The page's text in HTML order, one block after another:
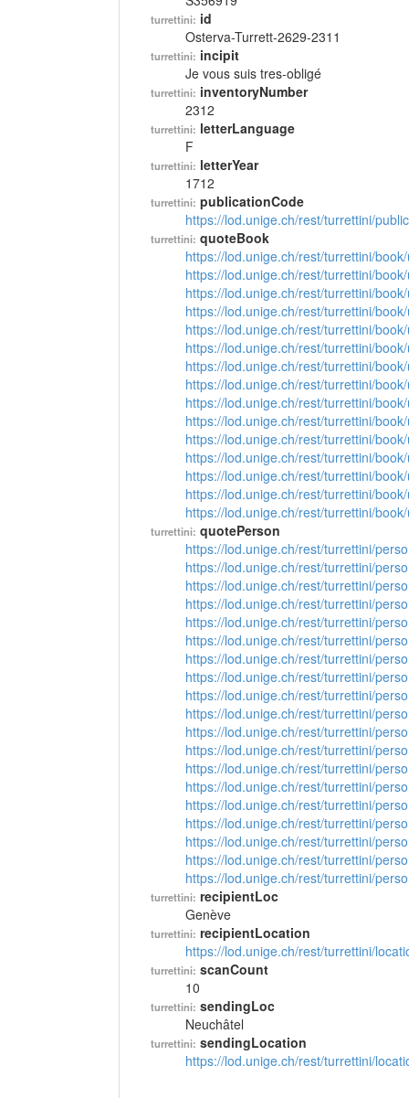
turrettini: id
Osterva-Turrett-2629-2311
turrettini: incipit
Je vous suis tres-obligé
turrettini: inventoryNumber
2312
turrettini: letterLanguage
F
turrettini: letterYear
1712
turrettini: publicationCode
https://lod.unige.ch/rest/turrettini/
turrettini: quoteBook
https://lod.unige.ch/rest/turrettini/
https://lod.unige.ch/rest/turrettini/
https://lod.unige.ch/rest/turrettini/
https://lod.unige.ch/rest/turrettini/
https://lod.unige.ch/rest/turrettini/
https://lod.unige.ch/rest/turrettini/
https://lod.unige.ch/rest/turrettini/
https://lod.unige.ch/rest/turrettini/
https://lod.unige.ch/rest/turrettini/
https://lod.unige.ch/rest/turrettini/
https://lod.unige.ch/rest/turrettini/
https://lod.unige.ch/rest/turrettini/
https://lod.unige.ch/rest/turrettini/
https://lod.unige.ch/rest/turrettini/
https://lod.unige.ch/rest/turrettini/
turrettini: quotePerson
https://lod.unige.ch/rest/turrettini/
https://lod.unige.ch/rest/turrettini/
https://lod.unige.ch/rest/turrettini/
https://lod.unige.ch/rest/turrettini/
https://lod.unige.ch/rest/turrettini/
https://lod.unige.ch/rest/turrettini/
https://lod.unige.ch/rest/turrettini/
https://lod.unige.ch/rest/turrettini/
https://lod.unige.ch/rest/turrettini/
https://lod.unige.ch/rest/turrettini/
https://lod.unige.ch/rest/turrettini/
https://lod.unige.ch/rest/turrettini/
https://lod.unige.ch/rest/turrettini/
https://lod.unige.ch/rest/turrettini/
https://lod.unige.ch/rest/turrettini/
https://lod.unige.ch/rest/turrettini/
https://lod.unige.ch/rest/turrettini/
https://lod.unige.ch/rest/turrettini/
https://lod.unige.ch/rest/turrettini/
turrettini: recipientLoc
Genève
turrettini: recipientLocation
https://lod.unige.ch/rest/turrettini/
turrettini: scanCount
10
turrettini: sendingLoc
Neuchâtel
turrettini: sendingLocation
https://lod.unige.ch/rest/turrettini/